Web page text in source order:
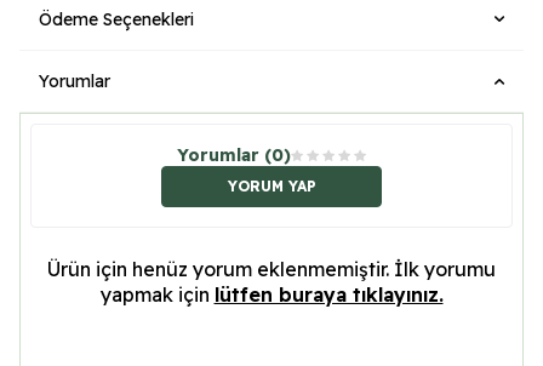
Ödeme Seçenekleri
Yorumlar
Yorumlar (0)
YORUM YAP
Ürün için henüz yorum eklenmemiştir. İlk yorumu
yapmak için lütfen buraya tıklayınız.